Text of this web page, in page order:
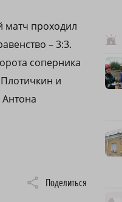
матч проходил
– 3:3.
соперника
и
Поделиться